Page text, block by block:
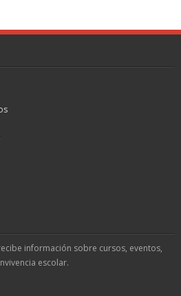
información sobre cursos, eventos,
escolar.